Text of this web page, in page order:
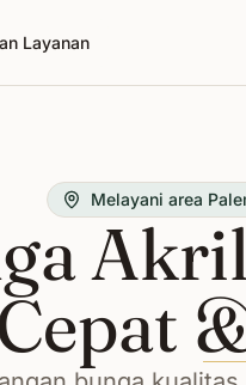
Layanan
Melayani area